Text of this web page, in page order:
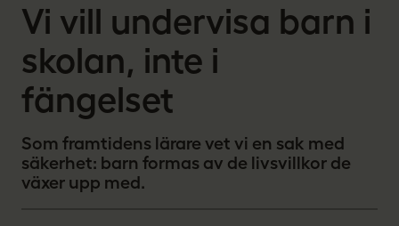
Vi vill undervisa barn i
skolan, inte i
fängelset
Som framtidens lärare vet vi en sak med
säkerhet: barn formas av de livsvillkor de
växer upp med.